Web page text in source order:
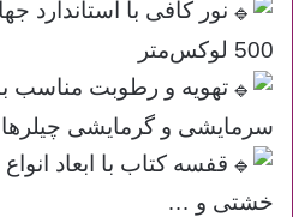
نور کافی با استاندارد
500 لوکس‌متر
تهویه و رطوبت مناسب
سرمایشی و گرمایشی
قفسه کتاب با ابعاد
خشتی و …